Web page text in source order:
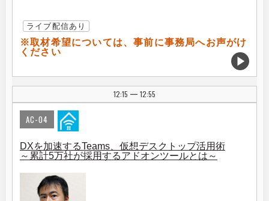
ライブ配信あり
※取材希望については、事前に事務局へお声がけ
ください
12:15 | 12:55
AC-04
DXを加速するTeams、仮想デスクトップ活用術
～累計5万社が採用するアドオンツールとは～